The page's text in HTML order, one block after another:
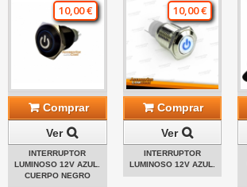
10,00 €
Comprar
Ver
INTERRUPTOR
LUMINOSO 12V AZUL.
CUERPO NEGRO
10,00 €
Comprar
Ver
INTERRUPTOR
LUMINOSO 12V AZUL.